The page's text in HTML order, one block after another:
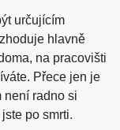
určujícím
hlavně
na pracovišti
Přece jen je
není radno si
po smrti.